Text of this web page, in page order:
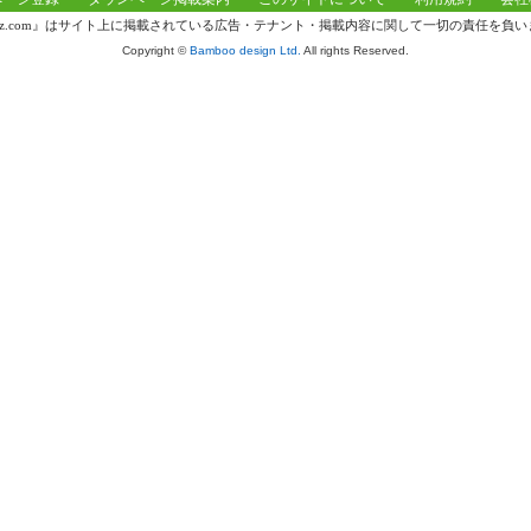
』はサイト上に掲載されている広告・テナント・掲載内容に関して一切の責任を負い
Copyright ©Bamboo design Ltd. All rights Reserved.